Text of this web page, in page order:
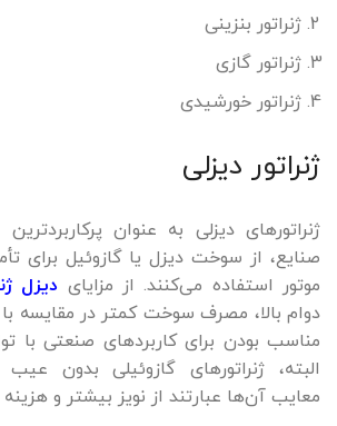
ژنراتور بنزینی
ژنراتور گازی
ژنراتور خورشیدی
ژنراتور دیزلی
ژنراتورهای دیزلی به عنوان
صنایع، از سوخت دیزل یا گازوئیل برای
موتور استفاده می‌کنند. از مزایای دیزل
دوام بالا، مصرف سوخت کمتر در مقایسه با
مناسب بودن برای کاربردهای صنعتی با
البته، ژنراتورهای گازوئیلی بدون
معایب آن‌ها عبارتند از نویز بیشتر و هزینه